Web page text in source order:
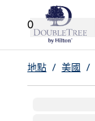
0
地點 / 美國 /